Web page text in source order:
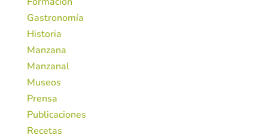
Gastronomía
Historia
Manzana
Manzanal
Museos
Prensa
Publicaciones
Recetas